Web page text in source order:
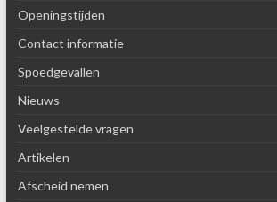
Openingstijden
Contact informatie
Spoedgevallen
Nieuws
Veelgestelde vragen
Artikelen
Afscheid nemen